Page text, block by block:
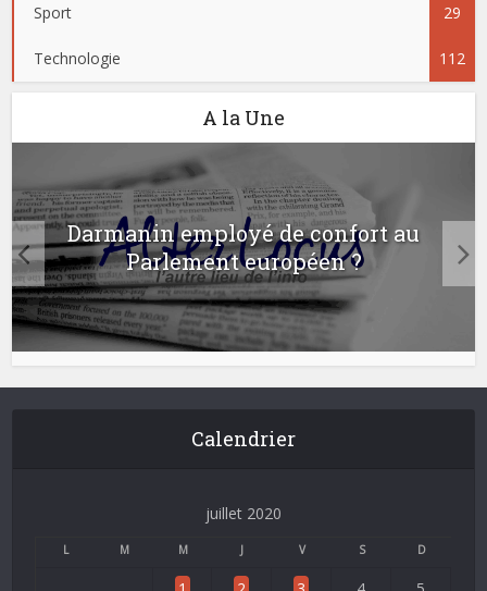
Sport 29
Technologie 112
A la Une
Darmanin employé de confort au
Parlement européen ?
Calendrier
juillet 2020
L M M J V S D